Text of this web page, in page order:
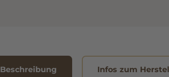
Beschreibung Infos zum